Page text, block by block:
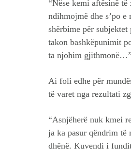
“Nëse kemi aftësinë
ndihmojmë dhe s’po
shërbime për
takon bashkëpunimit
ta njohim
Ai foli edhe për
të varet nga rezultati
“Asnjëherë nuk kmei
ja ka pasur qëndrim të
dhënë. Kuvendi i